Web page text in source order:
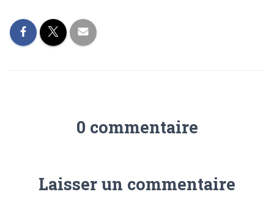
0 commentaire
Laisser un commentaire